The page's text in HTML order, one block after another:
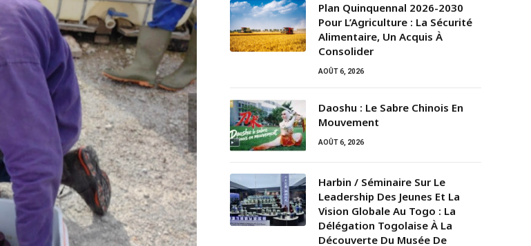
Plan Quinquennal 2026-2030
Pour L’Agriculture : La Sécurité
Alimentaire, Un Acquis À
Consolider
AOÛT 6, 2026
Daoshu : Le Sabre Chinois En
Mouvement
AOÛT 6, 2026
Harbin / Séminaire Sur Le
Leadership Des Jeunes Et La
Vision Globale Au Togo : La
Délégation Togolaise À La
Découverte Du Musée De